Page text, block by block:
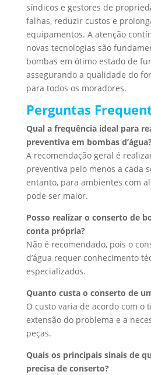
síndicos e gestores de
falhas, reduzir custos e
equipamentos. A atenção
novas tecnologias são
bombas em ótimo estado de
assegurando a qualidade do
para todos os moradores.
Perguntas
Qual a frequência ideal para
preventiva em bombas
A recomendação geral é
preventiva pelo menos a cada
entanto, para ambientes com
pode ser maior.
Posso realizar o conserto de
conta própria?
Não é recomendado, pois o
d’água requer conhecimento
especializados.
Quanto custa o conserto de
O custo varia de acordo com o
extensão do problema e a
peças.
Quais os principais sinais de
precisa de conserto?